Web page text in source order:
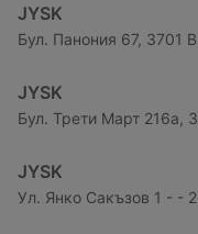
JYSK
Бул. Панония 67, 3701
JYSK
Бул. Трети Март 216a,
JYSK
Ул. Янко Сакъзов 1 - -